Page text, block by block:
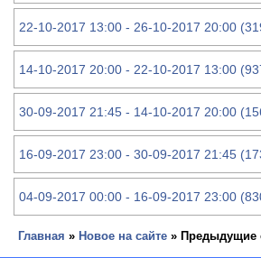
22-10-2017 13:00 - 26-10-2017 20:00
14-10-2017 20:00 - 22-10-2017 13:00
30-09-2017 21:45 - 14-10-2017 20:00
16-09-2017 23:00 - 30-09-2017 21:45
04-09-2017 00:00 - 16-09-2017 23:00
Главная » Новое на сайте » Предыдущие